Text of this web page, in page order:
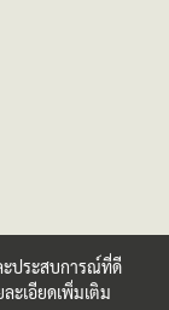
ะประสบการณ์ที่ดี
ะเอียดเพิ่มเติม